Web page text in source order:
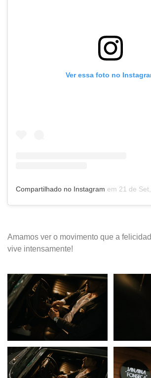
Ver essa foto no
Compartilhado no Instagram em 21 de Set,
Amamos ver o movimento que a
vive intensamente!